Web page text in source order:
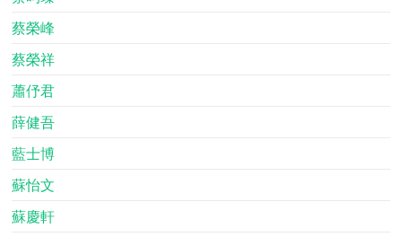
蔡榮峰
蔡榮祥
蕭伃君
薛健吾
藍士博
蘇怡文
蘇慶軒